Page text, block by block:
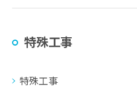
特殊工事
特殊工事